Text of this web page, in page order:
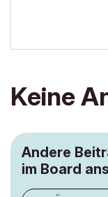
Keine
Andere
im Board